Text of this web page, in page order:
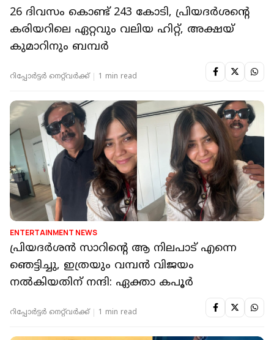
26 ദിവസം കൊണ്ട് 243 കോടി, പ്രിയദര്‍ശന്‍റെ
കരിയറിലെ ഏറ്റവും വലിയ ഹിറ്റ്, അക്ഷയ്
കുമാറിനും ബമ്പർ
റിപ്പോർട്ടർ നെറ്റ്‌വര്‍ക്ക്‌ 1 min read
ENTERTAINMENT NEWS
പ്രിയദർശൻ സാറിന്റെ ആ നിലപാട് എന്നെ
ഞെട്ടിച്ചു, ഇത്രയും വമ്പൻ വിജയം
നൽകിയതിന് നന്ദി: ഏക്താ കപൂർ
റിപ്പോർട്ടർ നെറ്റ്‌വര്‍ക്ക്‌ 1 min read